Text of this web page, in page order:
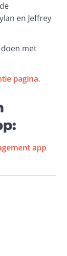
en Jeffrey
met
pagina.
app